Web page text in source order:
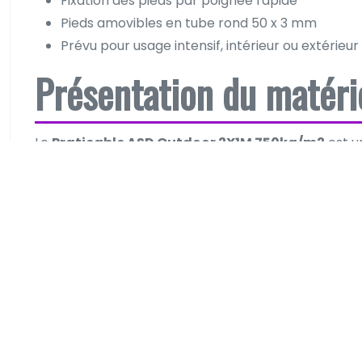
Pieds amovibles en tube rond 50 x 3 mm
Prévu pour usage intensif, intérieur ou extérieur
Présentation du
Le Praticable ASD Outdoor 2X1M 750kg/m2 est